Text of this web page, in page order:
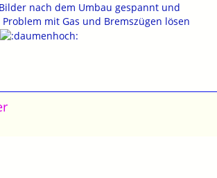
nach dem Umbau gespannt und
mit Gas und Bremszügen lösen